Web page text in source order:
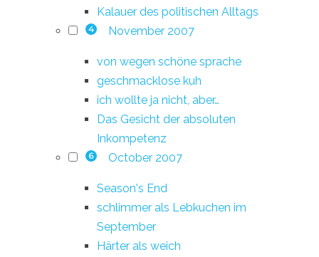
Kalauer des politischen Alltags
4 November 2007
von wegen schöne sprache
geschmacklose kuh
ich wollte ja nicht, aber…
Das Gesicht der absoluten
Inkompetenz
6 October 2007
Season's End
schlimmer als Lebkuchen im
September
Härter als weich